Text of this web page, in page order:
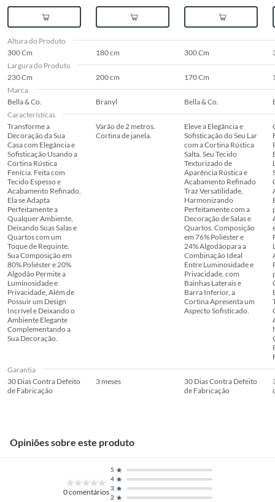
Altura do Produto
300 Cm
180 cm 300 Cm
Largura do Produto
230 Cm
200 cm 170 Cm
Marca
Bella & Co.
Branyl Bella & Co.
Características
Transforme a
Decoração da Sua
Casa com Elegância e
Sofisticação Usando a
Cortina Rústica
Fenícia. Feita com
Tecido Espesso e
Acabamento Refinado,
Ela se Adapta
Perfeitamente a
Qualquer Ambiente,
Deixando Suas Salas e
Quartos com um
Toque de Requinte.
Sua Composição em
80% Poliéster e 20%
Algodão Permite a
Luminosidade e
Privacidade, Além de
Possuir um Design
Incrível e Deixando o
Ambiente Elegante
Complementando a
Sua Decoração.
Varão de 2 metros.
Cortina de janela.
Eleve a Elegância e
Sofisticação do Seu Lar
com a Cortina Rústica
Salta. Seu Tecido
Texturizado de
Aparência Rústica e
Acabamento Refinado
Traz Versatilidade,
Harmonizando
Perfeitamente com a
Decoração de Salas e
Quartos. Composição
em 76% Poliéster e
24% Algodãopara a
Combinação Ideal
Entre Luminosidade e
Privacidade. com
Bainhas Laterais e
Barra Inferior, a
Cortina Apresenta um
Aspecto Sofisticado.
Garantia
30 Dias Contra Defeito
de Fabricação
3 meses
30 Dias Contra Defeito
de Fabricação
Opiniões sobre este produto
0comentários
2
3
4
5